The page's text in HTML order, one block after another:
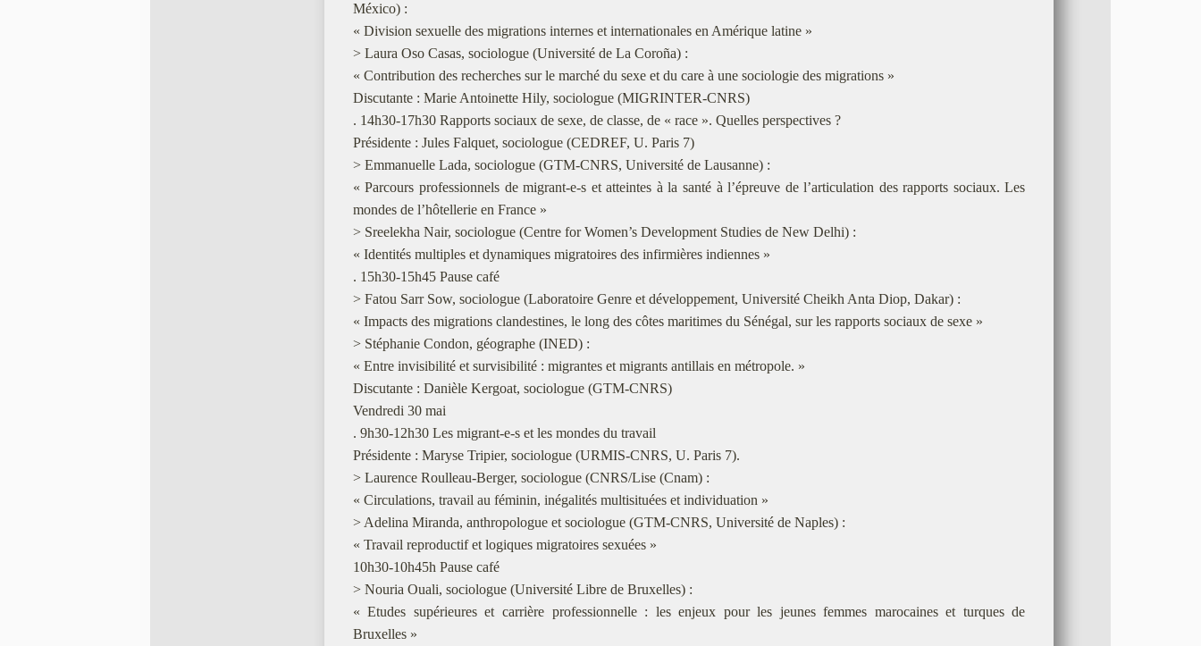
México) :
« Division sexuelle des migrations internes et internationales en Amérique latine »
> Laura Oso Casas, sociologue (Université de La Coroña) :
« Contribution des recherches sur le marché du sexe et du care à une sociologie des migrations »
Discutante : Marie Antoinette Hily, sociologue (MIGRINTER-CNRS)
. 14h30-17h30 Rapports sociaux de sexe, de classe, de « race ». Quelles perspectives ?
Présidente : Jules Falquet, sociologue (CEDREF, U. Paris 7)
> Emmanuelle Lada, sociologue (GTM-CNRS, Université de Lausanne) :
« Parcours professionnels de migrant-e-s et atteintes à la santé à l’épreuve de l’articulation des rapports sociaux. Les
mondes de l’hôtellerie en France »
> Sreelekha Nair, sociologue (Centre for Women’s Development Studies de New Delhi) :
« Identités multiples et dynamiques migratoires des infirmières indiennes »
. 15h30-15h45 Pause café
> Fatou Sarr Sow, sociologue (Laboratoire Genre et développement, Université Cheikh Anta Diop, Dakar) :
« Impacts des migrations clandestines, le long des côtes maritimes du Sénégal, sur les rapports sociaux de sexe »
> Stéphanie Condon, géographe (INED) :
« Entre invisibilité et survisibilité : migrantes et migrants antillais en métropole. »
Discutante : Danièle Kergoat, sociologue (GTM-CNRS)
Vendredi 30 mai
. 9h30-12h30 Les migrant-e-s et les mondes du travail
Présidente : Maryse Tripier, sociologue (URMIS-CNRS, U. Paris 7).
> Laurence Roulleau-Berger, sociologue (CNRS/Lise (Cnam) :
« Circulations, travail au féminin, inégalités multisituées et individuation »
> Adelina Miranda, anthropologue et sociologue (GTM-CNRS, Université de Naples) :
« Travail reproductif et logiques migratoires sexuées »
10h30-10h45h Pause café
> Nouria Ouali, sociologue (Université Libre de Bruxelles) :
« Etudes supérieures et carrière professionnelle : les enjeux pour les jeunes femmes marocaines et turques de
Bruxelles »